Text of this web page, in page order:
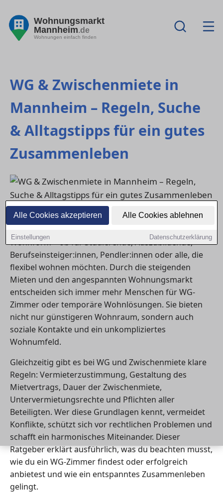
Alle Cookies akzeptieren Alle Cookies ablehnen
Einstellungen Datenschutzerklärung
Wohnungsmarkt
Mannheim.de
Wohnungen einfach finden
WG & Zwischenmiete in
Mannheim – Regeln, Suche
& Alltagstipps für ein gutes
Zusammenleben
Wohngemeinschaften und Zwischenmiete sind in
Wohnform – ob für Studierende, Auszubildende,
Berufseinsteiger:innen, Pendler:innen oder alle, die
flexibel wohnen möchten. Durch die steigenden
Mieten und den angespannten Wohnungsmarkt
entscheiden sich immer mehr Menschen für WG-
Zimmer oder temporäre Wohnlösungen. Sie bieten
nicht nur günstigeren Wohnraum, sondern auch
soziale Kontakte und ein unkompliziertes
Wohnumfeld.
Gleichzeitig gibt es bei WG und Zwischenmiete klare
Regeln: Vermieterzustimmung, Gestaltung des
Mietvertrags, Dauer der Zwischenmiete,
Untervermietungsrechte und Pflichten aller
Beteiligten. Wer diese Grundlagen kennt, vermeidet
Konflikte, schützt sich vor rechtlichen Problemen und
schafft ein harmonisches Miteinander. Dieser
Ratgeber erklärt ausführlich, was du beachten musst,
wie du ein WG-Zimmer findest oder erfolgreich
anbietest und wie ein entspanntes Zusammenleben
gelingt.